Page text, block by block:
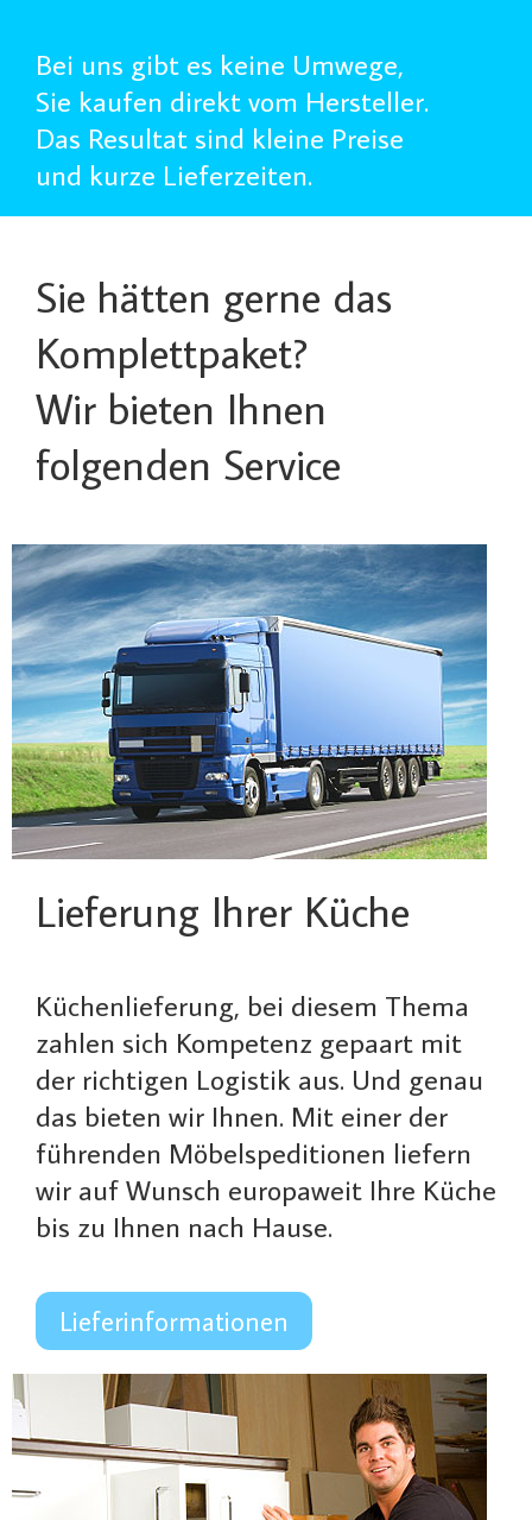
Bei uns gibt es keine Umwege,
Sie kaufen direkt vom Hersteller.
Das Resultat sind kleine Preise
und kurze Lieferzeiten.
Sie hätten gerne das
Komplettpaket?
Wir bieten Ihnen
folgenden Service
Lieferung Ihrer Küche
Küchenlieferung, bei diesem Thema
zahlen sich Kompetenz gepaart mit
der richtigen Logistik aus. Und genau
das bieten wir Ihnen. Mit einer der
führenden Möbelspeditionen liefern
wir auf Wunsch europaweit Ihre Küche
bis zu Ihnen nach Hause.
Lieferinformationen